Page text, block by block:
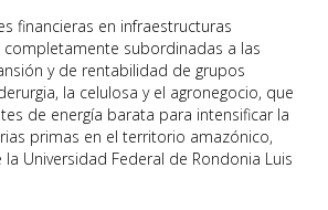
financieras en infraestructuras
subordinadas a las
y de rentabilidad de grupos
la celulosa y el agronegocio, que
de energía barata para intensificar la
primas en el territorio amazónico,
Universidad Federal de Rondonia Luis